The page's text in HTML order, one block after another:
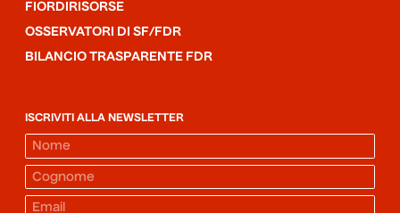
FIORDIRISORSE
OSSERVATORI DI SF/FDR
BILANCIO TRASPARENTE FDR
ISCRIVITI ALLA NEWSLETTER